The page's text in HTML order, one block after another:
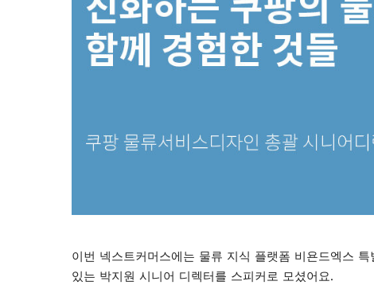
이번 넥스트커머스에는 물류 지식 플랫폼 비욘드엑스
있는 박지원 시니어 디렉터를 스피커로 모셨어요.